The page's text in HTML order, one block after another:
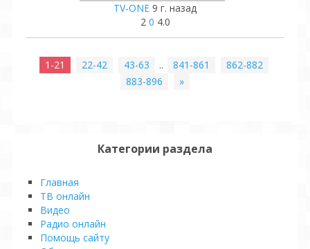
TV-ONE 9 г. назад
2 0 4.0
1-21 22-42 43-63 .. 841-861
862-882
883-896
»
Категории раздела
Главная
ТВ онлайн
Видео
Pадио онлайн
Помощь сайту